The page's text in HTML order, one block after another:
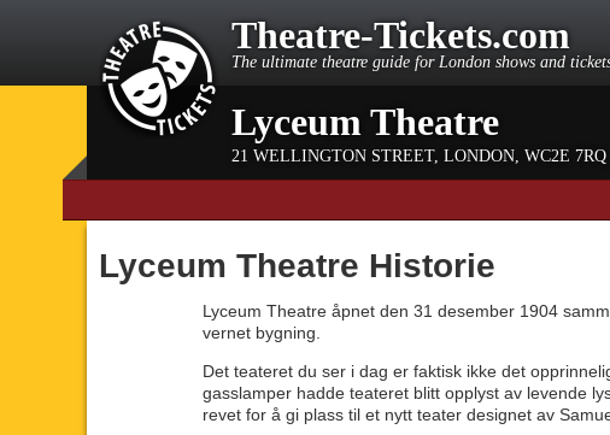
Theatre-Tickets.com
The ultimate theatre guide for London shows and
Lyceum Theatre
21 WELLINGTON STREET, LONDON, WC2E 7RQ
Lyceum Theatre Historie
Lyceum Theatre åpnet den 31 desember 1904
vernet bygning.
Det teateret du ser i dag er faktisk ikke det
gasslamper hadde teateret blitt opplyst av levende
revet for å gi plass til et nytt teater designet av